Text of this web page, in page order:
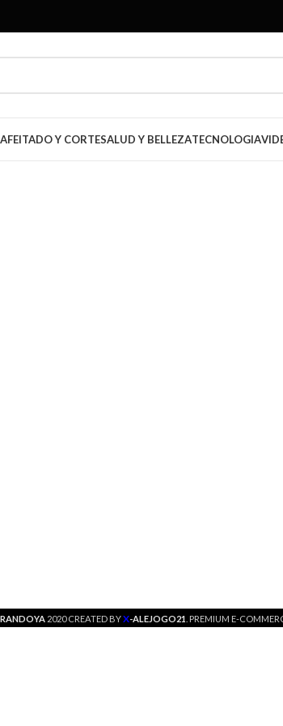
AFEITADO Y CORTESALUD Y BELLEZATECNOLOGIA
2020 CREATED BYX-ALEJOGO21 . PREMIUM E-